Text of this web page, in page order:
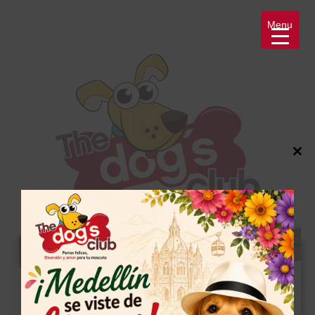
Mi cuenta
Menu
Close